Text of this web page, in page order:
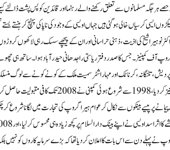
ہر جگہ مسلمانوں سے تعلق رکھنے والے رہنما اور قائدین کو پس پشت ڈالنے کیلئے
کرسیاں خالی ہو گئی ہیں جہاں اویسی کے وجود کی ناپاکی پہنچ کر ہنستے
نوہیرا شیخ کی اذیت، ذہنی حراسانی اور ان کے پیچھے سسک رہی لاکھوں کروڑوں
آف کمپنیز ۔ جس کا صدر دفتر ریاستی راجدھانی حیدر آباد ہوا۔ ساتھ ہی
تلنگانہ، کرناٹک اور مہاراشٹر سمیت ملک کے کونے کونے سے لوگ
بڑھتی گئی، ڈاکٹر نوہیرا شیخ کی تجارت نے اڑان بھرنا تیز
پر پیسے بینکوں سے نکال کر عوام ہیرا گروپ کی تجارت میں لگانا شروع
نے پہلے دن سے اس بات کا اعلان کردیا تھا کہ بڑے سرمایہ کاروں کو نہیں